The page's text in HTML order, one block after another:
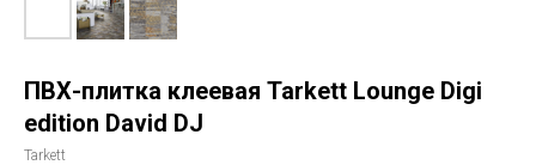
ПВХ-плитка клеевая Tarkett Lounge Digi
edition David DJ
Tarkett